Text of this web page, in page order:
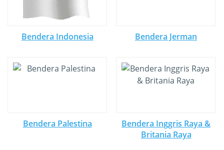
Bendera Indonesia Bendera Jerman
Bendera Palestina
Bendera Inggris Raya &
Britania Raya